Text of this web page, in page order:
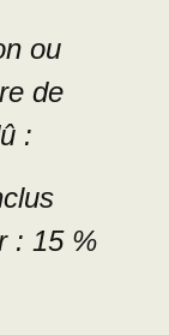
ou
de
:
: 15 %